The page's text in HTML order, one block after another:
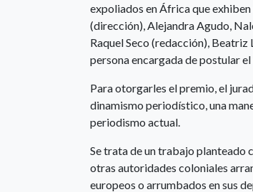
expoliados en África que
(dirección), Alejandra Agudo,
Raquel Seco (redacción),
persona encargada de postular
Para otorgarles el premio, el
dinamismo periodístico, una
periodismo actual.
Se trata de un trabajo planteado
otras autoridades coloniales
europeos o arrumbados en sus